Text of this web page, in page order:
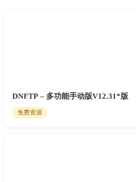
DNFTP – 多功能手动版V12.31*版
免费资源